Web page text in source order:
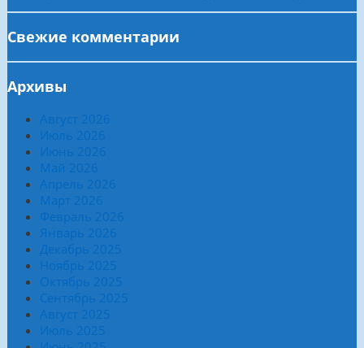
Свежие комментарии
Архивы
Август 2026
Июль 2026
Июнь 2026
Май 2026
Апрель 2026
Март 2026
Февраль 2026
Январь 2026
Декабрь 2025
Ноябрь 2025
Октябрь 2025
Сентябрь 2025
Август 2025
Июль 2025